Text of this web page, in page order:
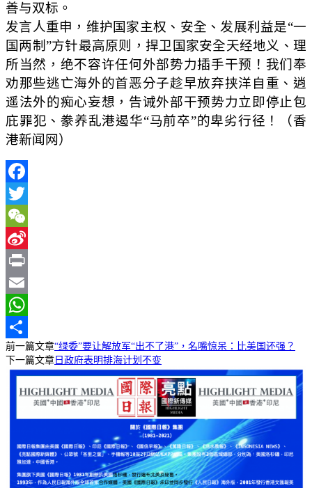
善与双标。
发言人重申，维护国家主权、安全、发展利益是“一
国两制”方针最高原则，捍卫国家安全天经地义、理
所当然，绝不容许任何外部势力插手干预！我们奉
劝那些逃亡海外的首恶分子趁早放弃挟洋自重、逍
遥法外的痴心妄想，告诫外部干预势力立即停止包
庇罪犯、豢养乱港遏华“马前卒”的卑劣行径！（香
港新闻网）
Facebook
Twitter
WeChat
Sina
Weibo
Print
Email
WhatsApp
分
享
前一篇文章“绿委”要让解放军“出不了港”，名嘴惊呆：比美国还强？
下一篇文章 日政府表明排海计划不变